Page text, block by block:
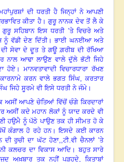
ਦੀ ਧਰਤੀ ਹੈ ਜਿਨ੍ਹਾਂ ਨੇ ਆਪਣੀ
ਕੀਤਾ ਹੈ। ਗੁਰੂ ਨਾਨਕ ਦੇਵ ਤੋਂ ਲੈ ਕੇ
ਸਹਿਬਾਨ ਇਸ ਧਰਤੀ ’ਤੇ ਵਿਚਰੇ ਅਤੇ
ਨੂੰ ਵੱਡੀ ਦੇਣ ਦਿੱਤੀ। ਭਾਈ ਘਨਈਆ ਅਤੇ
ਸੇਵਾ ਦੇ ਦੂਤ ਤੇ ਗਊ ਗ਼ਰੀਬ ਦੀ ਰੱਖਿਆ
ਨਾਲ ਆਢਾ ਲਾਉਣ ਵਾਲੇ ਦੁੱਲੇ ਭੱਟੀ ਜਿਹੇ
ਹੋਏ। ਮਾਨਵਤਾਵਾਦੀ ਵਿਚਾਰਧਾਰਾ ਰੱਖਣ
ਕਰਨ ਵਾਲੇ ਭਗਤ ਸਿੰਘ,ਕਰਤਾਰ
ਜਿਹੇ ਸੂਰਮੇ ਵੀ ਇਸੇ ਧਰਤੀ ਨੇ ਜੰਮੇ।
ਅਸੀਂ ਆਪਣੇ ਚੇਤਿਆਂ ਵਿੱਚੋਂ ਚੰਗੇ ਕਿਰਦਾਰਾਂ
ਅਸੀਂ ਕਦੇ ਮਹਾਨ ਲੋਕਾਂ ਨੂੰ ਯਾਦ ਕਰਦੇ ਵੀ
ਹਉਮੈ ਨੂੰ ਪੱਠੇ ਪਾਉਣ ਤਕ ਹੀ ਸੀਮਤ ਹੋ ਕੇ
ਪੱਖੋਂ ਕੰਗਾਲ ਹੋ ਰਹੇ ਹਨ। ਇਸਦੇ ਕਈ ਕਾਰਨ
ਦੀ ਰੁਚੀ ਦਾ ਘੱਟ ਹੋਣਾ,,ਟੀ.ਵੀ ਚੈਨਲਾਂ ’ਤੇ
ਕਲਚਰ ਦਾ ਵਿਕਾਸ ਆਦਿ। ਬਹੁਤ ਸਾਰੇ
ਅਖ਼ਬਾਰ ਤਕ ਨਹੀਂ ਪੜ੍ਹਦੇ,ਕਿਤਾਬਾਂ